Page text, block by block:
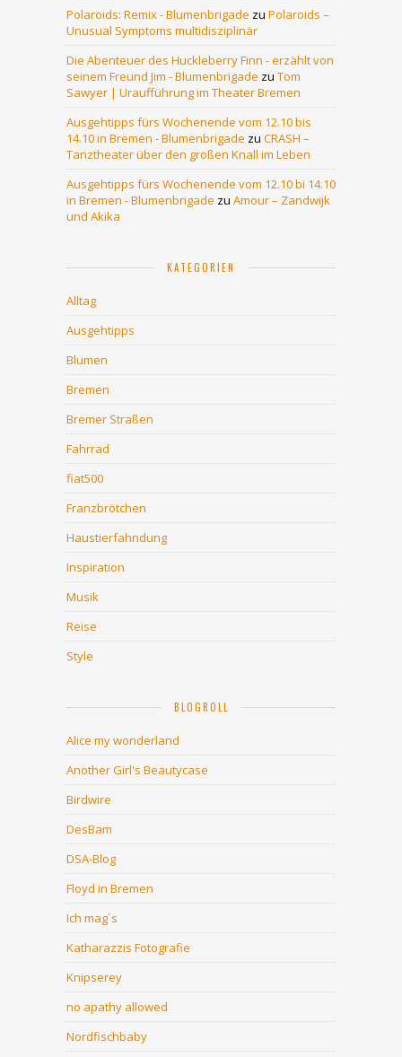
Polaroids: Remix - Blumenbrigade zu Polaroids –
Unusual Symptoms multidisziplinär
Die Abenteuer des Huckleberry Finn - erzählt von
seinem Freund Jim - Blumenbrigade zu Tom
Sawyer | Uraufführung im Theater Bremen
Ausgehtipps fürs Wochenende vom 12.10 bis
14.10 in Bremen - Blumenbrigade zu CRASH –
Tanztheater über den großen Knall im Leben
Ausgehtipps fürs Wochenende vom 12.10 bi 14.10
in Bremen - Blumenbrigade zu Amour – Zandwijk
und Akika
KATEGORIEN
Alltag
Ausgehtipps
Blumen
Bremen
Bremer Straßen
Fahrrad
fiat500
Franzbrötchen
Haustierfahndung
Inspiration
Musik
Reise
Style
BLOGROLL
Alice my wonderland
Another Girl's Beautycase
Birdwire
DesBam
DSA-Blog
Floyd in Bremen
Ich mag´s
Katharazzis Fotografie
Knipserey
no apathy allowed
Nordfischbaby